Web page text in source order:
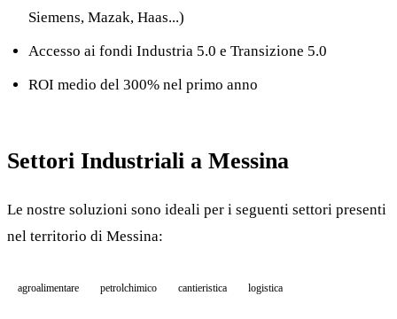
Siemens, Mazak, Haas...)
Accesso ai fondi Industria 5.0 e Transizione 5.0
ROI medio del 300% nel primo anno
Settori Industriali a Messina
Le nostre soluzioni sono ideali per i seguenti settori presenti
nel territorio di Messina:
agroalimentare petrolchimico cantieristica logistica